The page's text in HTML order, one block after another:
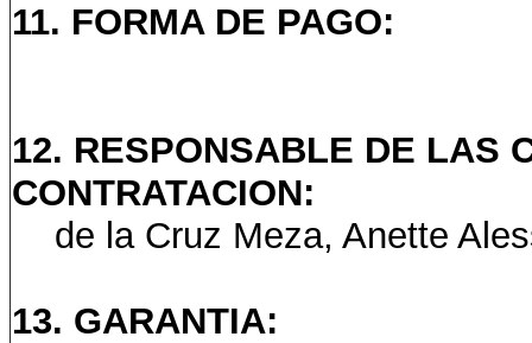
11. FORMA DE PAGO:
12. RESPONSABLE DE LAS
CONTRATACION:
de la Cruz Meza, Anette
13. GARANTIA: